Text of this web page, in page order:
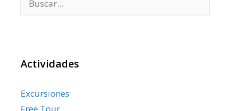
Actividades
Excursiones
Free Tour